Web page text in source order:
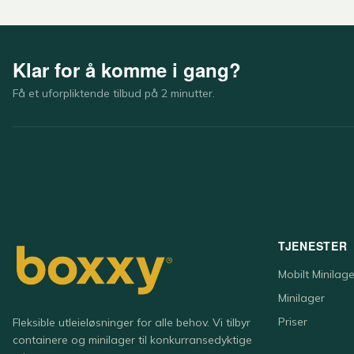
Klar for å komme i gang?
Få et uforpliktende tilbud på 2 minutter.
Fleksible utleieløsninger for alle behov. Vi tilbyr
containere og minilager til konkurransedyktige
TJENESTER
Mobilt
Minilager
Priser